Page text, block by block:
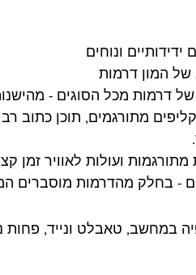
ונוחים
של המון דרמות
של דרמות מכל הסוגים -
קליפים מתורגמים, תוכן כתוב
ועולות לאוויר זמן
- בחלק מהדרמות מוסברים
במחשב, טאבלט ונייד, פחות